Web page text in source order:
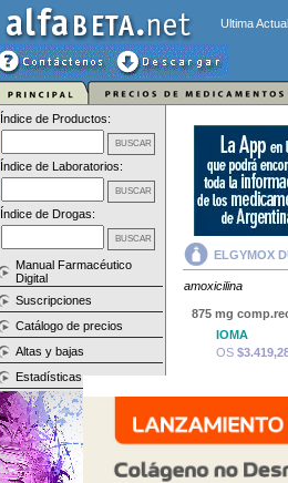
Ultima
Índice de Productos:
Índice de Laboratorios:
Índice de Drogas:
Manual Farmacéutico
Digital
Suscripciones
Catálogo de precios
Altas y bajas
Estadísticas
ELGYMOX
amoxicilina
875 mg
IOMA
OS
ELGYMOX